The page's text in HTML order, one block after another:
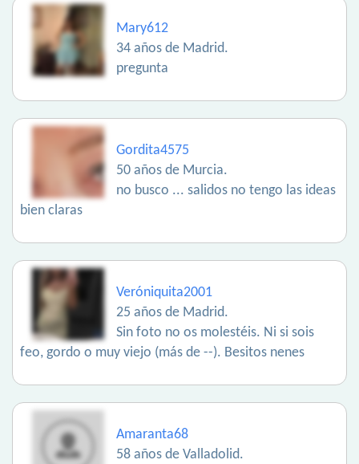
Mary612
34 años de Madrid.
pregunta
Gordita4575
50 años de Murcia.
no busco ... salidos no tengo las ideas
bien claras
Veróniquita2001
25 años de Madrid.
Sin foto no os molestéis. Ni si sois
feo, gordo o muy viejo (más de --). Besitos nenes
Amaranta68
58 años de Valladolid.